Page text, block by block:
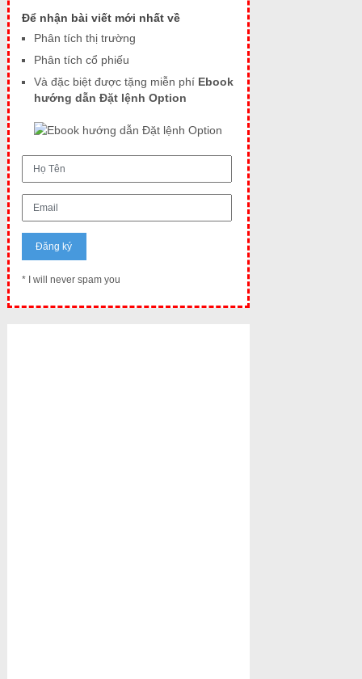
Để nhận bài viết mới nhất về
Phân tích thị trường
Phân tích cổ phiếu
Và đặc biệt được tặng miễn phí Ebook
hướng dẫn Đặt lệnh Option
* I will never spam you